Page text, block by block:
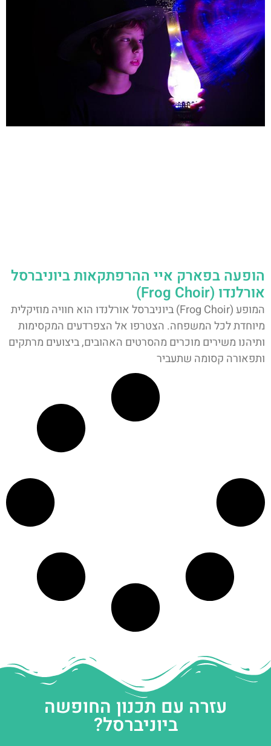
הופעה בפארק איי ההרפתקאות ביוניברסל
אורלנדו (Frog Choir)
המופע (Frog Choir) ביוניברסל אורלנדו הוא חוויה מוזיקלית
מיוחדת לכל המשפחה. הצטרפו אל הצפרדעים המקסימות
ותיהנו משירים מוכרים מהסרטים האהובים, ביצועים מרתקים
ותפאורה קסומה שתעביר
עזרה עם תכנון החופשה
ביוניברסל?